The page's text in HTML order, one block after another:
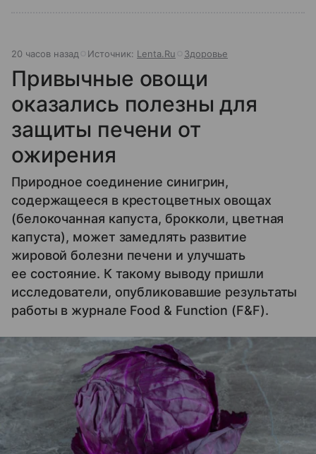
20 часов назад Источник: Lenta.Ru Здоровье
Привычные овощи
оказались полезны для
защиты печени от
ожирения
Природное соединение синигрин,
содержащееся в крестоцветных овощах
(белокочанная капуста, брокколи, цветная
капуста), может замедлять развитие
жировой болезни печени и улучшать
ее состояние. К такому выводу пришли
исследователи, опубликовавшие результаты
работы в журнале Food & Function (F&F).